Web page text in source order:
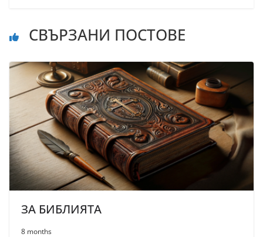
СВЪРЗАНИ ПОСТОВЕ
ЗА БИБЛИЯТА
8 months